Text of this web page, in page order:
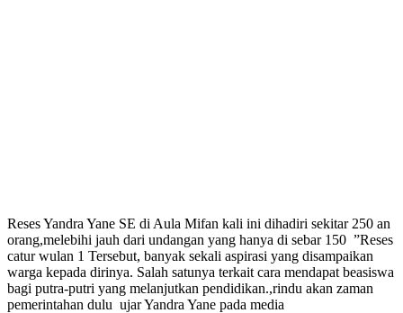
Reses Yandra Yane SE di Aula Mifan kali ini dihadiri sekitar 250 an
orang,melebihi jauh dari undangan yang hanya di sebar 150 ”Reses
catur wulan 1 Tersebut, banyak sekali aspirasi yang disampaikan
warga kepada dirinya. Salah satunya terkait cara mendapat beasiswa
bagi putra-putri yang melanjutkan pendidikan.,rindu akan zaman
pemerintahan dulu ujar Yandra Yane pada media